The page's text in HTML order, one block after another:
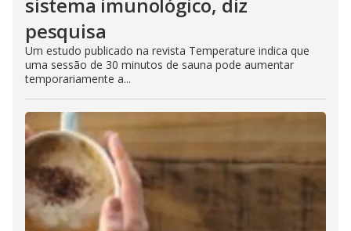
pesquisa
Um estudo publicado na revista Temperature indica que
uma sessão de 30 minutos de sauna pode aumentar
temporariamente a...